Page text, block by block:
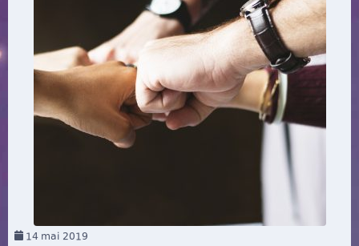
14 mai 2019